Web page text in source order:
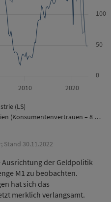
(LS)
(Konsumentenvertrauen – 8 …
2010 2020
0
50
100
30.11.2022
Ausrichtung der Geldpolitik
M1 zu beobachten.
hat sich das
merklich verlangsamt.